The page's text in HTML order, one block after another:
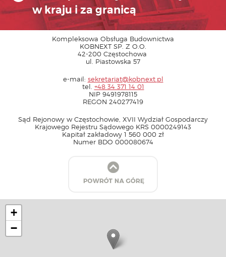
w kraju i za granicą
Kompleksowa Obsługa Budownictwa
KOBNEXT SP. Z O.O.
42-200 Częstochowa
ul. Piastowska 57
e-mail: sekretariat@kobnext.pl
tel. +48 34 371 14 01
NIP 9491978115
REGON 240277419
Sąd Rejonowy w Częstochowie, XVII Wydział Gospodarczy
Krajowego Rejestru Sądowego KRS 0000249143
Kapitał zakładowy 1 560 000 zł
Numer BDO 000080674
+
−